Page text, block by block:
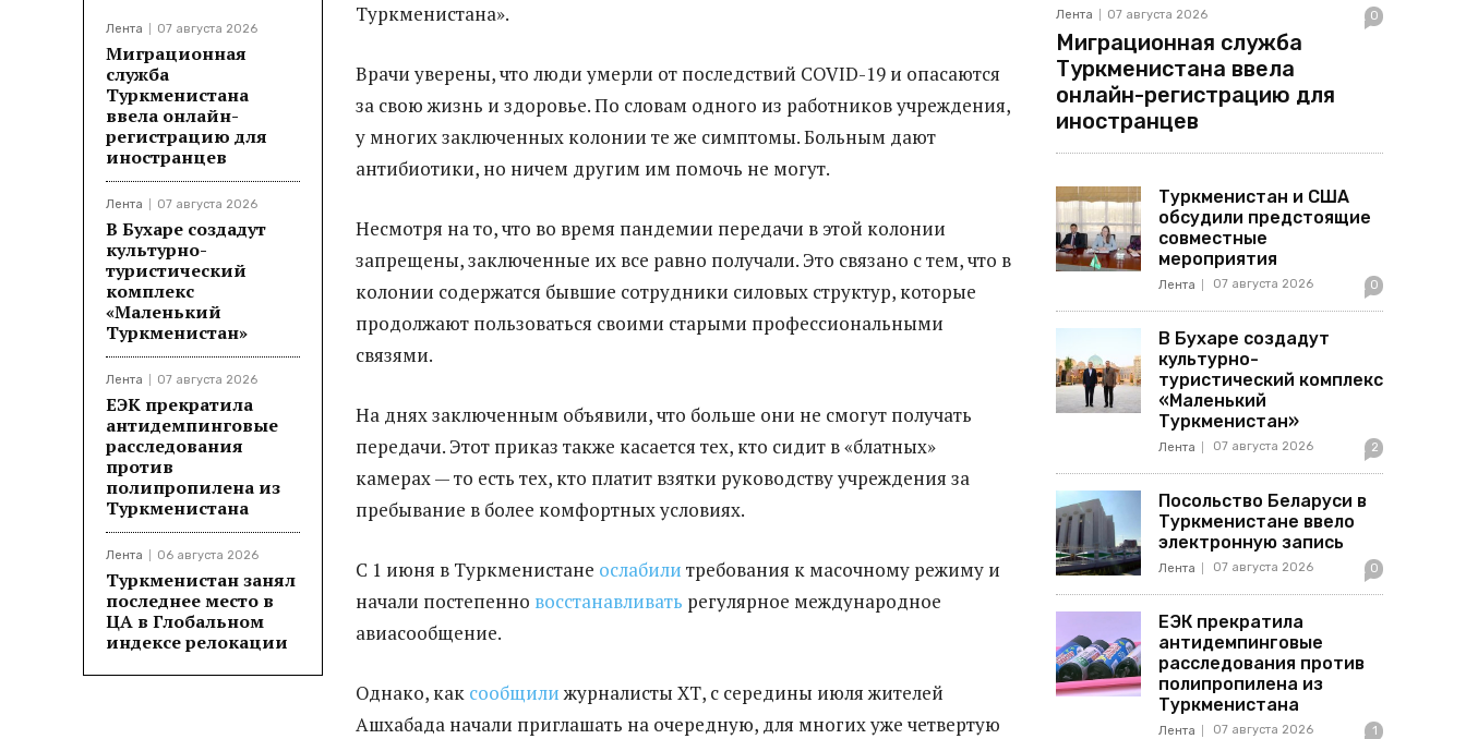
Лента 07 августа 2026
Миграционная
служба
Туркменистана
ввела онлайн-
регистрацию для
иностранцев
Лента 07 августа 2026
В Бухаре создадут
культурно-
туристический
комплекс
«Маленький
Туркменистан»
Лента 07 августа 2026
ЕЭК прекратила
антидемпинговые
расследования
против
полипропилена из
Туркменистана
Лента 06 августа 2026
Туркменистан занял
последнее место в
ЦА в Глобальном
индексе релокации
Туркменистана».
Врачи уверены, что люди умерли от последствий COVID-19 и опасаются
за свою жизнь и здоровье. По словам одного из работников учреждения,
у многих заключенных колонии те же симптомы. Больным дают
антибиотики, но ничем другим им помочь не могут.
Несмотря на то, что во время пандемии передачи в этой колонии
запрещены, заключенные их все равно получали. Это связано с тем, что в
колонии содержатся бывшие сотрудники силовых структур, которые
продолжают пользоваться своими старыми профессиональными
связями.
На днях заключенным объявили, что больше они не смогут получать
передачи. Этот приказ также касается тех, кто сидит в «блатных»
камерах — то есть тех, кто платит взятки руководству учреждения за
пребывание в более комфортных условиях.
С 1 июня в Туркменистане ослабили требования к масочному режиму и
начали постепенно восстанавливать регулярное международное
авиасообщение.
Однако, как сообщилижурналисты ХТ, с середины июля жителей
Ашхабада начали приглашать на очередную, для многих уже четвертую
Лента 07 августа 2026 0
Миграционная служба
Туркменистана ввела
онлайн-регистрацию для
иностранцев
Туркменистан и США
обсудили предстоящие
совместные
мероприятия
Лента 07 августа 2026 0
В Бухаре создадут
культурно-
туристический комплекс
«Маленький
Туркменистан»
Лента 07 августа 2026 2
Посольство Беларуси в
Туркменистане ввело
электронную запись
Лента 07 августа 2026 0
ЕЭК прекратила
антидемпинговые
расследования против
полипропилена из
Туркменистана
Лента 07 августа 2026 1